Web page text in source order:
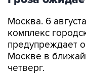
Москва. 6
комплекс
предупреждает
Москве в
четверг.